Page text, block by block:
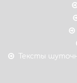
Тексты